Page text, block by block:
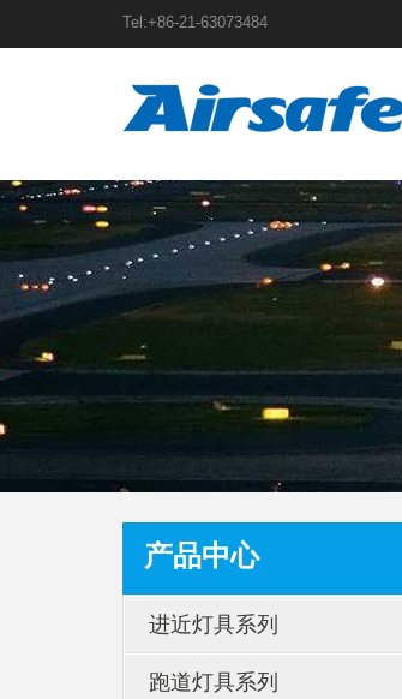
Tel:+86-21-63073484
产品中心
进近灯具系列
跑道灯具系列